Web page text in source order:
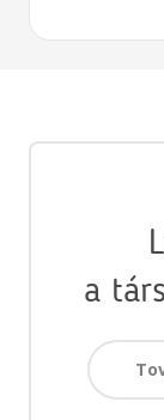
a